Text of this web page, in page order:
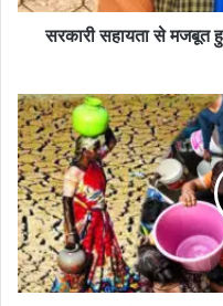
से
त
हु
आ
कि
सा
नों
का
भ
रो
सरकारी सहायता से मजबूत
W
a
t
e
r
C
r
i
s